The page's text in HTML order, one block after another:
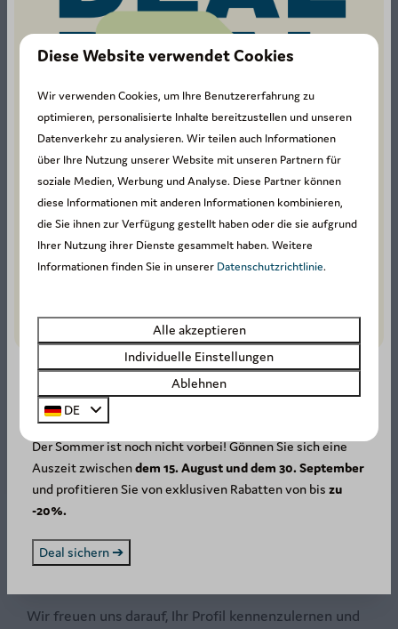
Um sich für eine unserer Stellen bei Arden Parks
Petite Suisse zu bewerben, laden wir Sie ein, Ihre
Bewerbung zusammen mit Ihrem Lebenslauf an
Alexandre Beauve, den Campingplatzleiter, zu
folgenden Adresse erreichen:
Wir freuen uns darauf, Ihr Profil kennenzulernen und
SUMMER DEAL: -20%! ☀️
Der Sommer ist noch nicht vorbei! Gönnen Sie sich eine
Auszeit zwischendem 15. August und dem 30. September
und profitieren Sie von exklusiven Rabatten von bis zu
-20%.
Deal sichern ➔
Diese Website verwendet Cookies
Wir verwenden Cookies, um Ihre Benutzererfahrung zu
optimieren, personalisierte Inhalte bereitzustellen und unseren
Datenverkehr zu analysieren. Wir teilen auch Informationen
über Ihre Nutzung unserer Website mit unseren Partnern für
soziale Medien, Werbung und Analyse. Diese Partner können
diese Informationen mit anderen Informationen kombinieren,
die Sie ihnen zur Verfügung gestellt haben oder die sie aufgrund
Ihrer Nutzung ihrer Dienste gesammelt haben. Weitere
Informationen finden Sie in unserer Datenschutzrichtlinie.
Alle akzeptieren
Individuelle Einstellungen
Ablehnen
DE